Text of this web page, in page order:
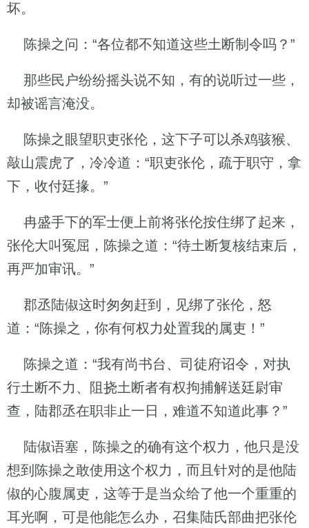
坏。
陈操之问：“各位都不知道这些土断制令吗？”
那些民户纷纷摇头说不知，有的说听过一些，
却被谣言淹没。
陈操之眼望职吏张伦，这下子可以杀鸡骇猴、
敲山震虎了，冷冷道：“职吏张伦，疏于职守，拿
下，收付廷掾。”
冉盛手下的军士便上前将张伦按住绑了起来，
张伦大叫冤屈，陈操之道：“待土断复核结束后，
再严加审讯。”
郡丞陆俶这时匆匆赶到，见绑了张伦，怒
道：“陈操之，你有何权力处置我的属吏！”
陈操之道：“我有尚书台、司徒府诏令，对执
行土断不力、阻挠土断者有权拘捕解送廷尉审
查，陆郡丞在职非止一日，难道不知道此事？”
陆俶语塞，陈操之的确有这个权力，他只是没
想到陈操之敢使用这个权力，而且针对的是他陆
俶的心腹属吏，这等于是当众给了他一个重重的
耳光啊，可是他能怎么办，召集陆氏部曲把张伦